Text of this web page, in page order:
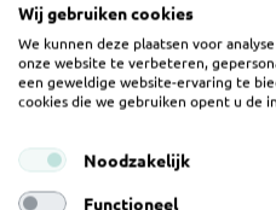
Karina de Groot
Assendelft
Ben jij
Wij gebruiken cookies
We kunnen deze plaatsen voor
onze website te verbeteren,
een geweldige website-ervaring te
cookies die we gebruiken opent u de
Noodzakelijk
Functioneel